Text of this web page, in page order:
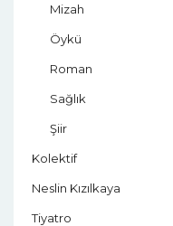
Mizah
Öykü
Roman
Sağlık
Şiir
Kolektif
Neslin Kızılkaya
Tiyatro